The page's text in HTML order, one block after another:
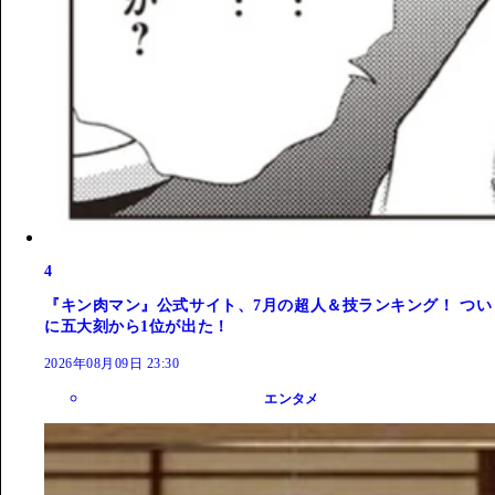
4
『キン肉マン』公式サイト、7月の超人＆技ランキング！ つい
に五大刻から1位が出た！
2026年08月09日 23:30
エンタメ